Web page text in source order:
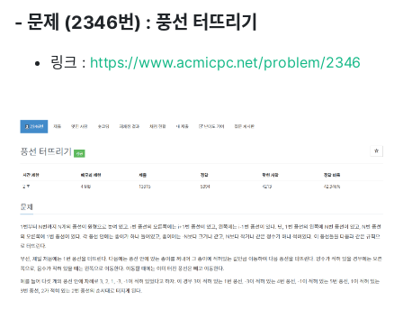
- 문제 (2346번) : 풍선 터뜨리기
링크 : https://www.acmicpc.net/problem/2346